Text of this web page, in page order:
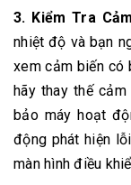
3. Kiểm Tra
nhiệt độ và bạn
xem cảm biến có
hãy thay thế
bảo máy hoạt
động phát hiện
màn hình điều